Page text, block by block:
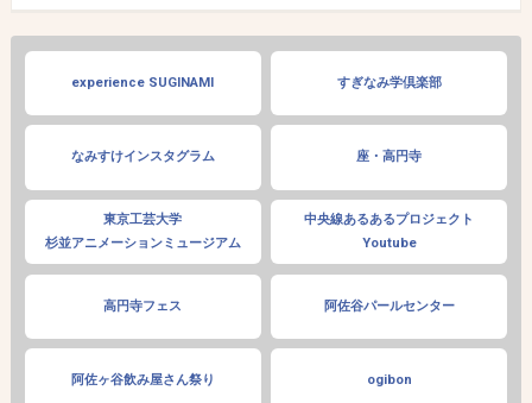
experience SUGINAMI すぎなみ学倶楽部
なみすけインスタグラム 座・高円寺
東京工芸大学
杉並アニメーションミュージアム
中央線あるあるプロジェクト
Youtube
高円寺フェス 阿佐谷パールセンター
阿佐ヶ谷飲み屋さん祭り ogibon